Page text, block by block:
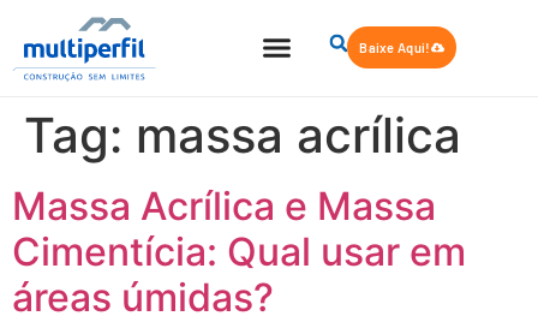
Baixe Aqui!
Tag: massa acrílica
Massa Acrílica e Massa
Cimentícia: Qual usar em
áreas úmidas?